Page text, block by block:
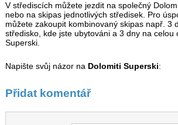
V střediscích můžete jezdit na společný
nebo na skipas jednotlivých středisek. Pro
můžete zakoupit kombinovaný skipas např. 3
středisko, kde jste ubytováni a 3 dny na celou
Superski.
Napište svůj názor na Dolomiti Superski:
Přidat komentář